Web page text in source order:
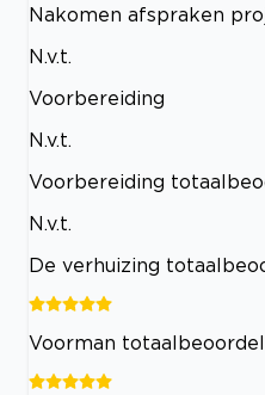
Nakomen afspraken
N.v.t.
Voorbereiding
N.v.t.
Voorbereiding
N.v.t.
De verhuizing
Voorman